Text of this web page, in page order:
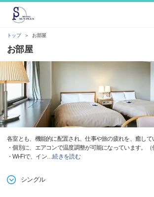
トップ お部屋
お部屋
各室とも、機能的に配置され、仕事や旅の疲れを、癒して
・個別に、エアコンで温度調整が可能になっています。（
・Wi-Fiで、イン…続きを読む
シングル